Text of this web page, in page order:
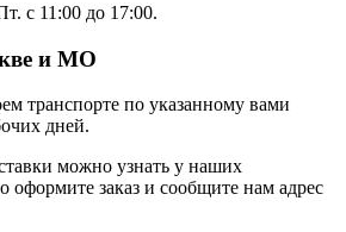
с 11:00 до 17:00.
и МО
транспорте по указанному вами
дней.
можно узнать у наших
оформите заказ и сообщите нам адрес